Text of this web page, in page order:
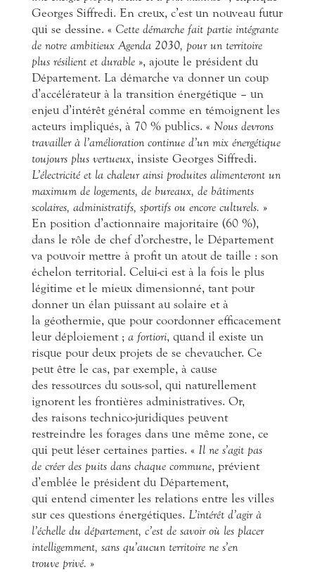
Georges Siffredi. En creux, c’est un nouveau futur
qui se dessine. « Cette démarche fait partie intégrante
de notre ambitieux Agenda 2030, pour un territoire
plus résilient et durable », ajoute le président du
Département. La démarche va donner un coup
d’accélérateur à la transition énergétique – un
enjeu d’intérêt général comme en témoignent les
acteurs impliqués, à 70 % publics. « Nous devrons
travailler à l’amélioration continue d’un mix énergétique
toujours plus vertueux, insiste Georges Siffredi.
L’électricité et la chaleur ainsi produites alimenteront un
maximum de logements, de bureaux, de bâtiments
scolaires, administratifs, sportifs ou encore culturels. »
En position d’actionnaire majoritaire (60 %),
dans le rôle de chef d’orchestre, le Département
va pouvoir mettre à profit un atout de taille : son
échelon territorial. Celui-ci est à la fois le plus
légitime et le mieux dimensionné, tant pour
donner un élan puissant au solaire et à
la géothermie, que pour coordonner efficacement
leur déploiement ; a fortiori, quand il existe un
risque pour deux projets de se chevaucher. Ce
peut être le cas, par exemple, à cause
des ressources du sous-sol, qui naturellement
ignorent les frontières administratives. Or,
des raisons technico-juridiques peuvent
restreindre les forages dans une même zone, ce
qui peut léser certaines parties. « Il ne s’agit pas
de créer des puits dans chaque commune, prévient
d’emblée le président du Département,
qui entend cimenter les relations entre les villes
sur ces questions énergétiques. L’intérêt d’agir à
l’échelle du département, c’est de savoir où les placer
intelligemment, sans qu’aucun territoire ne s’en
trouve privé. »